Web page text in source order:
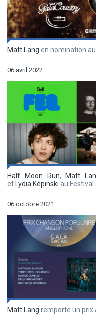
Matt Lang en nomination
06 avril 2022
Half Moon Run, Matt
et Lydia Képinski au Festival
06 octobre 2021
Matt Lang remporte un prix